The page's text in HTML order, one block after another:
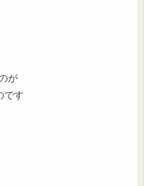
が
です